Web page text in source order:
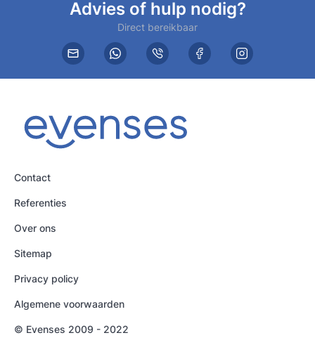
Advies of hulp nodig?
Direct bereikbaar
Contact
Referenties
Over ons
Sitemap
Privacy policy
Algemene voorwaarden
© Evenses 2009 - 2022